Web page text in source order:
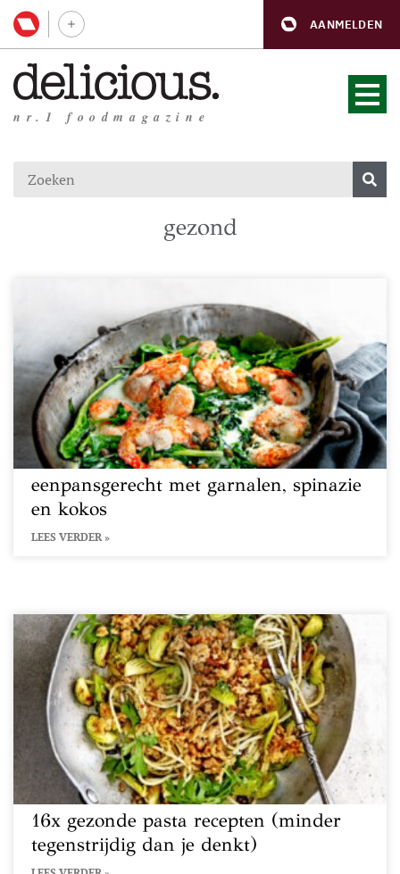
AANMELDEN
nr.1 foodmagazine
gezond
eenpansgerecht met garnalen, spinazie
en kokos
LEES VERDER »
16x gezonde pasta recepten (minder
tegenstrijdig dan je denkt)